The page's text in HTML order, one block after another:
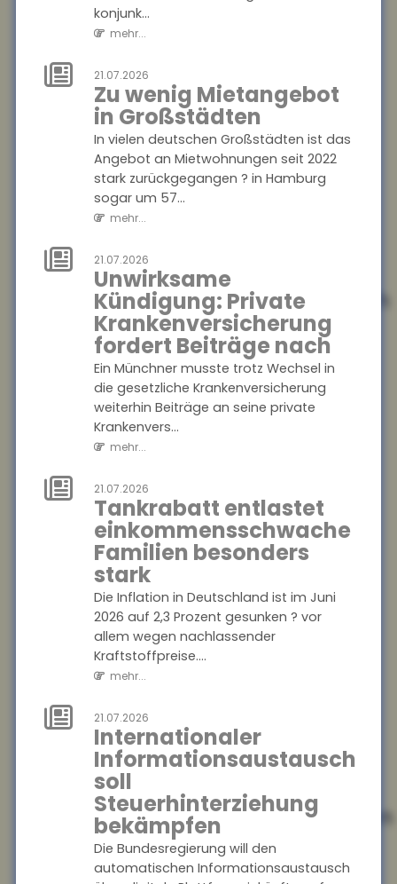
konjunk...
mehr...
21.07.2026
Zu wenig Mietangebot
in Großstädten
In vielen deutschen Großstädten ist das
Angebot an Mietwohnungen seit 2022
stark zurückgegangen ? in Hamburg
sogar um 57...
mehr...
21.07.2026
Unwirksame
Kündigung: Private
Krankenversicherung
fordert Beiträge nach
Ein Münchner musste trotz Wechsel in
die gesetzliche Krankenversicherung
weiterhin Beiträge an seine private
Krankenvers...
mehr...
21.07.2026
Tankrabatt entlastet
einkommensschwache
Familien besonders
stark
Die Inflation in Deutschland ist im Juni
2026 auf 2,3 Prozent gesunken ? vor
allem wegen nachlassender
Kraftstoffpreise....
mehr...
21.07.2026
Internationaler
Informationsaustausch
soll
Steuerhinterziehung
bekämpfen
Die Bundesregierung will den
automatischen Informationsaustausch
hin zu sehr hohen Rente...
mehr...
25.07.2026
Mehrheit der
Azubis zufrieden
90 Prozent der befragten
Auszubildenden sind mit
ihrem Job zufrieden. Das
ergab eine aktuelle Studie der
Bertelsmann S...
25.07.2026
Informationsaustausch
über
Finanzkonten
Der internationale
Informationsaustausch über
Finanzkonten soll
ausgeweitet werden. Dazu
hat die Bundesregierung
mehr...
25.07.2026
Prioritäten beim
Versicherungsschutz
setzen und
regelmäßig
prüfen
Ein Privathaushalt gibt im
Schnitt 1.788 Euro pro Jahr für
Lebens-, Renten-, private
Pflege- o...
mehr...
25.07.2026
Konjunkturerwartungen
steigen stark an
Im Juli stieg der ZEW-Index